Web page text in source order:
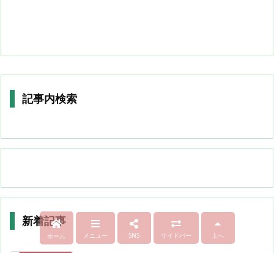
記事内検索
新着記事
ホーム メニュー SNS サイドバー 上へ